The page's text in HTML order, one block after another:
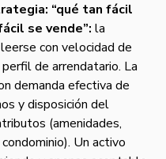
“qué tan fácil
se vende”: la
con velocidad de
de arrendatario. La
demanda efectiva de
y disposición del
(amenidades,
Un activo